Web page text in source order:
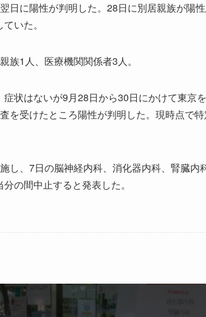
日に陽性が判明した。28日に別居親族が陽
いた。
1人、医療機関関係者3人。
状はないが9月28日から30日にかけて東京
を受けたところ陽性が判明した。現時点で
し、7日の脳神経内科、消化器内科、腎臓内
の間中止すると発表した。